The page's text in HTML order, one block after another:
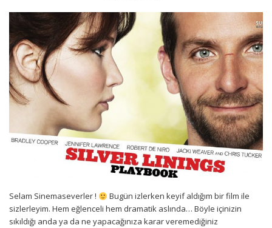
Selam Sinemaseverler !
Bugün izlerken keyif aldığım bir film ile
sizlerleyim. Hem eğlenceli hem dramatik aslında… Böyle içinizin
sıkıldığı anda ya da ne yapacağınıza karar veremediğiniz